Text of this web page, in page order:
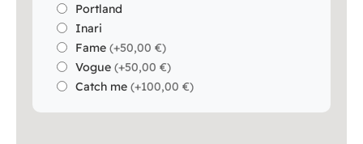
Portland
Inari
Fame (+50,00 €)
Vogue (+50,00 €)
Catch me (+100,00 €)